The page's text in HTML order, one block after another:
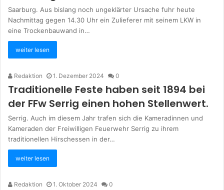
Saarburg. Aus bislang noch ungeklärter Ursache fuhr heute
Nachmittag gegen 14.30 Uhr ein Zulieferer mit seinem LKW in
eine Trockenbauwand in…
weiter lesen
Redaktion 1. Dezember 2024 0
Traditionelle Feste haben seit 1894 bei
der FFw Serrig einen hohen Stellenwert.
Serrig. Auch im diesem Jahr trafen sich die Kameradinnen und
Kameraden der Freiwilligen Feuerwehr Serrig zu ihrem
traditionellen Hirschessen in der…
weiter lesen
Redaktion 1. Oktober 2024 0